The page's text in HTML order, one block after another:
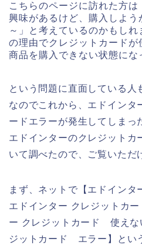
こちらのページに訪れた方
興味があるけど、購入しよう
～」と考えているのかもし
の理由でクレジットカード
商品を購入できない状態にな
という問題に直面している人
なのでこれから、エドインタ
ードエラーが発生してしまっ
エドインターのクレジットカ
いて調べたので、ご覧いただ
まず、ネットで【エドインタ
エドインター クレジットカ
ー クレジットカード 使えな
ジットカード エラー】とい